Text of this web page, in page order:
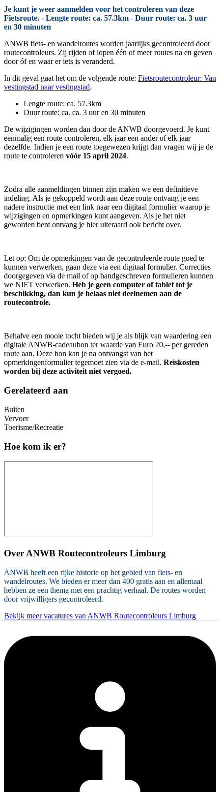
Je kunt je weer aanmelden voor het controleren van deze
Fietsroute. - Lengte route: ca. 57.3km - Duur route: ca. 3 uur
en 30 minuten
ANWB fiets- en wandelroutes worden jaarlijks gecontroleerd door
routecontroleurs. Zij rijden of lopen één of meer routes na en geven
door óf en waar er iets is veranderd.
In dit geval gaat het om de volgende route: Fietsroutecontroleur: Van
vestingstad naar vestingstad.
Lengte route: ca. 57.3km
Duur route: ca. ca. 3 uur en 30 minuten
De wijzigingen worden dan door de ANWB doorgevoerd. Je kunt
eenmalig een route controleren, elk jaar een ander of elk jaar
dezelfde. Indien je een route toegewezen krijgt dan vragen wij je de
route te controleren vóór 15 april 2024.
Zodra alle aanmeldingen binnen zijn maken we een definitieve
indeling. Als je gekoppeld wordt aan deze route ontvang je een
nadere instructie met een link naar een digitaal formulier waarop je
wijzigingen en opmerkingen kunt aangeven. Als je het niet
geworden bent ontvang je hier uiteraard ook bericht over.
Let op: Om de opmerkingen van de gecontroleerde route goed te
kunnen verwerken, gaan deze via een digitaal formulier. Correcties
doorgegeven via de mail of op handgeschreven formulieren kunnen
we NIET verwerken. Heb je geen computer of tablet tot je
beschikking, dan kun je helaas niet deelnemen aan de
routecontrole.
Behalve een mooie tocht bieden wij je als blijk van waardering een
digitale ANWB-cadeaubon ter waarde van Euro 20,-- per gereden
route aan. Deze bon kan je na ontvangst van het
opmerkingenformulier tegemoet zien via de e-mail. Reiskosten
worden bij deze activiteit niet vergoed.
Gerelateerd aan
Buiten
Vervoer
Toerisme/Recreatie
Hoe kom ik er?
Over ANWB Routecontroleurs Limburg
ANWB heeft een rijke historie op het gebied van fiets- en
wandelroutes. We bieden er meer dan 400 gratis aan en allemaal
hebben ze een thema met een prachtig verhaal. De routes worden
door vrijwilligers gecontroleerd.
Bekijk meer vacatures van ANWB Routecontroleurs Limburg